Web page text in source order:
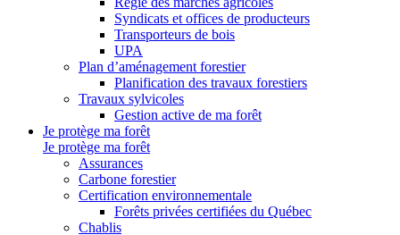
Syndicats et offices de producteurs
Transporteurs de bois
UPA
Plan d’aménagement forestier
Planification des travaux forestiers
Travaux sylvicoles
Gestion active de ma forêt
Je protège ma forêt
Je protège ma forêt
Assurances
Carbone forestier
Certification environnementale
Forêts privées certifiées du Québec
Chablis